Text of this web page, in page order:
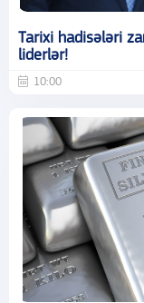
Tarixi hadisələri
liderlər!
10:00